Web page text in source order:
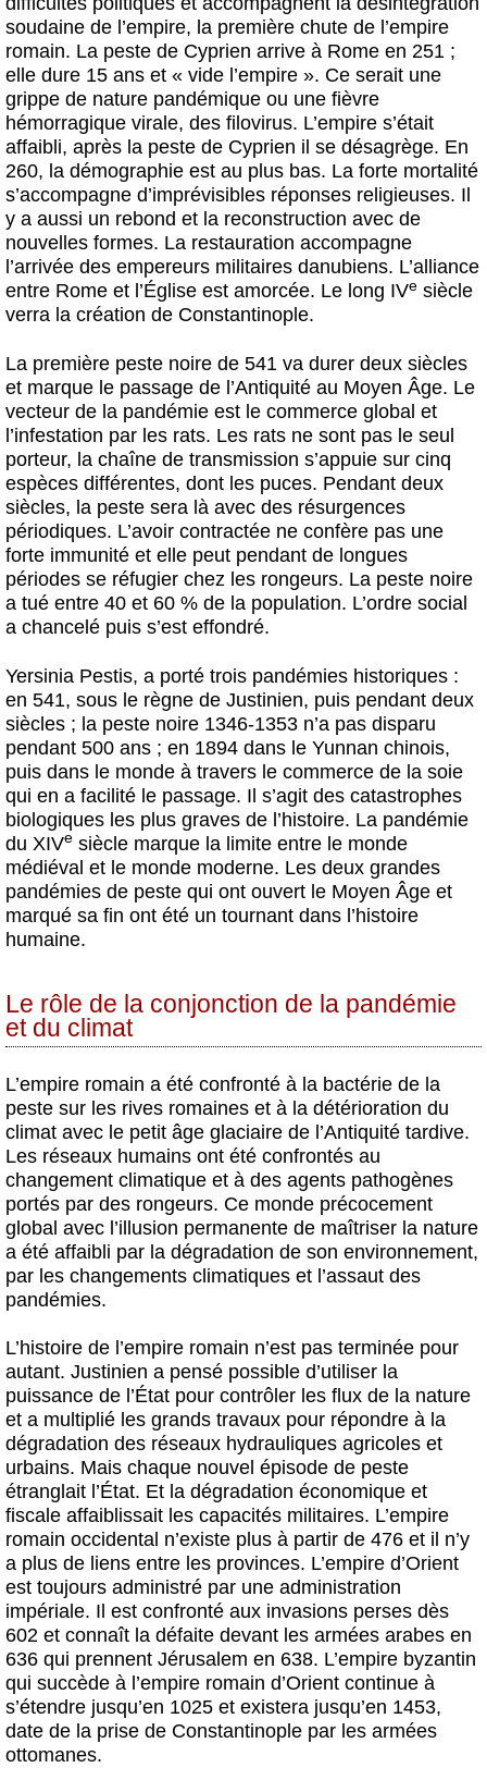
soudaine de l’empire, la première chute de l’empire
romain. La peste de Cyprien arrive à Rome en 251 ;
elle dure 15 ans et « vide l’empire ». Ce serait une
grippe de nature pandémique ou une fièvre
hémorragique virale, des filovirus. L’empire s’était
affaibli, après la peste de Cyprien il se désagrège. En
260, la démographie est au plus bas. La forte mortalité
s’accompagne d’imprévisibles réponses religieuses. Il
y a aussi un rebond et la reconstruction avec de
nouvelles formes. La restauration accompagne
l’arrivée des empereurs militaires danubiens. L’alliance
entre Rome et l’Église est amorcée. Le long IVe siècle
verra la création de Constantinople.
La première peste noire de 541 va durer deux siècles
et marque le passage de l’Antiquité au Moyen Âge. Le
vecteur de la pandémie est le commerce global et
l’infestation par les rats. Les rats ne sont pas le seul
porteur, la chaîne de transmission s’appuie sur cinq
espèces différentes, dont les puces. Pendant deux
siècles, la peste sera là avec des résurgences
périodiques. L’avoir contractée ne confère pas une
forte immunité et elle peut pendant de longues
périodes se réfugier chez les rongeurs. La peste noire
a tué entre 40 et 60 % de la population. L’ordre social
a chancelé puis s’est effondré.
Yersinia Pestis, a porté trois pandémies historiques :
en 541, sous le règne de Justinien, puis pendant deux
siècles ; la peste noire 1346-1353 n’a pas disparu
pendant 500 ans ; en 1894 dans le Yunnan chinois,
puis dans le monde à travers le commerce de la soie
qui en a facilité le passage. Il s’agit des catastrophes
biologiques les plus graves de l’histoire. La pandémie
du XIVe siècle marque la limite entre le monde
médiéval et le monde moderne. Les deux grandes
pandémies de peste qui ont ouvert le Moyen Âge et
marqué sa fin ont été un tournant dans l’histoire
humaine.
Le rôle de la conjonction de la pandémie
et du climat
L’empire romain a été confronté à la bactérie de la
peste sur les rives romaines et à la détérioration du
climat avec le petit âge glaciaire de l’Antiquité tardive.
Les réseaux humains ont été confrontés au
changement climatique et à des agents pathogènes
portés par des rongeurs. Ce monde précocement
global avec l’illusion permanente de maîtriser la nature
a été affaibli par la dégradation de son environnement,
par les changements climatiques et l’assaut des
pandémies.
L’histoire de l’empire romain n’est pas terminée pour
autant. Justinien a pensé possible d’utiliser la
puissance de l’État pour contrôler les flux de la nature
et a multiplié les grands travaux pour répondre à la
dégradation des réseaux hydrauliques agricoles et
urbains. Mais chaque nouvel épisode de peste
étranglait l’État. Et la dégradation économique et
fiscale affaiblissait les capacités militaires. L’empire
romain occidental n’existe plus à partir de 476 et il n’y
a plus de liens entre les provinces. L’empire d’Orient
est toujours administré par une administration
impériale. Il est confronté aux invasions perses dès
602 et connaît la défaite devant les armées arabes en
636 qui prennent Jérusalem en 638. L’empire byzantin
qui succède à l’empire romain d’Orient continue à
s’étendre jusqu’en 1025 et existera jusqu’en 1453,
date de la prise de Constantinople par les armées
ottomanes.